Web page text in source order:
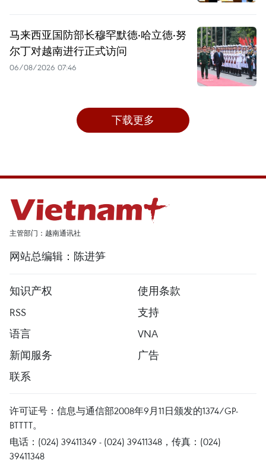
马来西亚国防部长穆罕默德·哈立德·努
尔丁对越南进行正式访问
06/08/2026 07:46
下载更多
主管部门：越南通讯社
网站总编辑：陈进笋
知识产权
使用条款
RSS
支持
语言
VNA
新闻服务
广告
联系
许可证号：信息与通信部2008年9月11日颁发的1374/GP-
BTTTT。
电话：(024) 39411349 - (024) 39411348，传真：(024)
39411348